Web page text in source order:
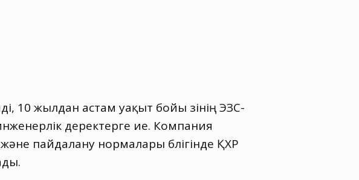
10 жылдан астам уақыт бойы өзінің ЭЗС-
деректерге ие. Компания
пайдалану нормалары бөлігінде ҚХР